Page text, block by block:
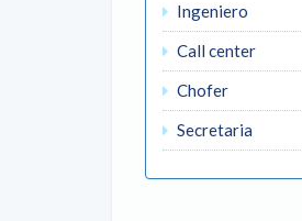
Ingeniero
Call center
Chofer
Secretaria